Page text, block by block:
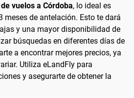
vuelos a Córdoba, lo ideal es
meses de antelación. Esto te dará
y una mayor disponibilidad de
búsquedas en diferentes días de
a encontrar mejores precios, ya
Utiliza eLandFly para
y asegurarte de obtener la